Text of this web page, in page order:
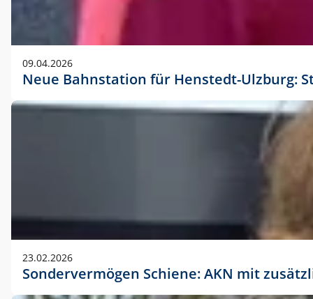
09.04.2026
Neue Bahnstation für Henstedt-Ulzburg:
23.02.2026
Sondervermögen Schiene: AKN mit